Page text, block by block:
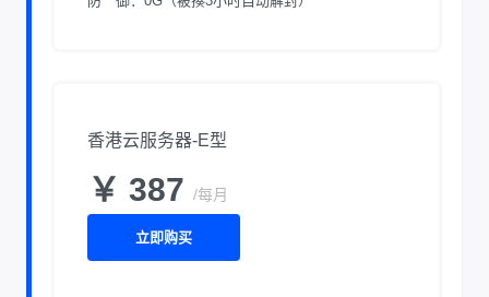
香港云服务器-E型
￥ 387 /每月
立即购买